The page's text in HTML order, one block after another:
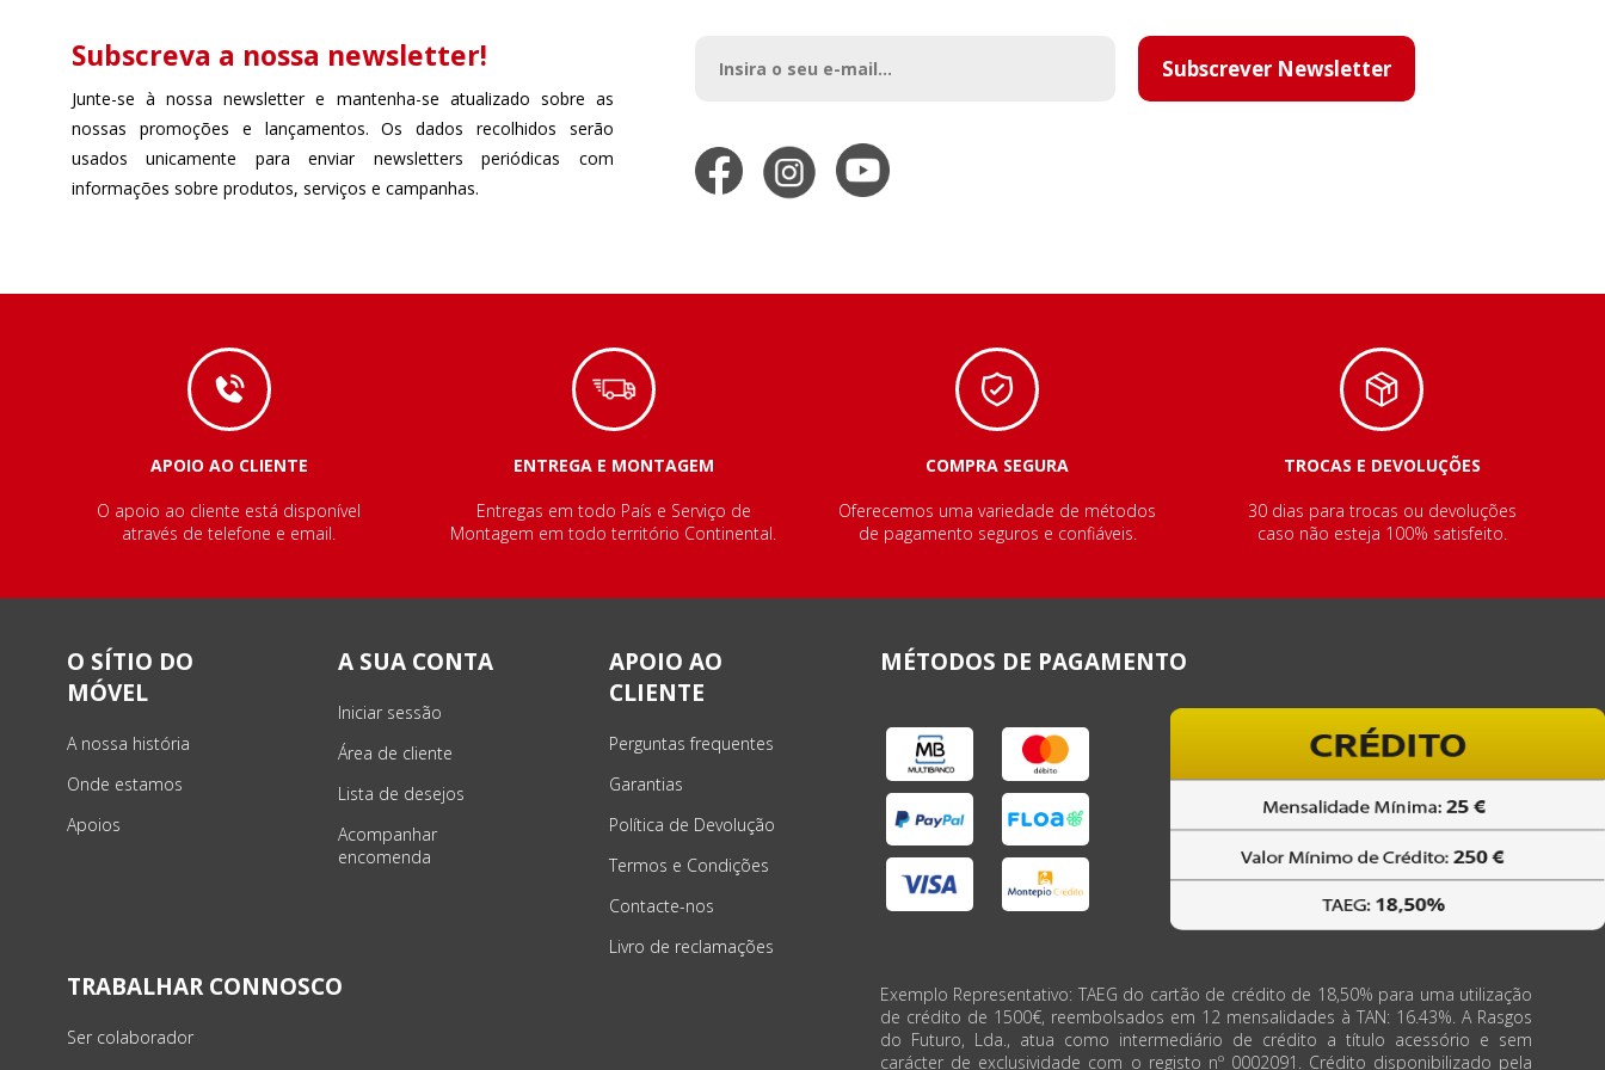
Subscreva a nossa newsletter!
Junte-se à nossa newsletter e mantenha-se atualizado sobre as
nossas promoções e lançamentos. Os dados recolhidos serão
usados unicamente para enviar newsletters periódicas com
informações sobre produtos, serviços e campanhas.
Subscrever Newsletter
APOIO AO CLIENTE ENTREGA E MONTAGEM COMPRA SEGURA
TROCAS E DEVOLUÇÕES
O apoio ao cliente está disponível
através de telefone e email.
Entregas em todo País e Serviço de
Montagem em todo território Continental.
Oferecemos uma variedade de métodos
de pagamento seguros e confiáveis.
30 dias para trocas ou devoluções
caso não esteja 100% satisfeito.
O SÍTIO DO
MÓVEL
A nossa história
Onde estamos
Apoios
A SUA CONTA
Iniciar sessão
Área de cliente
Lista de desejos
Acompanhar
encomenda
APOIO AO
CLIENTE
Perguntas frequentes
Garantias
Política de Devolução
Termos e Condições
Contacte-nos
Livro de reclamações
MÉTODOS DE PAGAMENTO
TRABALHAR CONNOSCO
Ser colaborador
Exemplo Representativo: TAEG do cartão de crédito de 18,50% para uma utilização
de crédito de 1500€, reembolsados em 12 mensalidades à TAN: 16.43%. A Rasgos
do Futuro, Lda., atua como intermediário de crédito a título acessório e sem
carácter de exclusividade com o registo nº 0002091. Crédito disponibilizado pela